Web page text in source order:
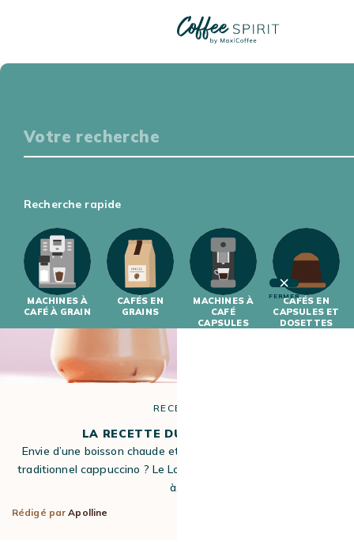
S'INITIER
S'INITIER
FERMER
Recherche rapide
MACHINES À
CAFÉ À GRAIN
CAFÉS EN
GRAINS
MACHINES À
CAFÉ
CAPSULES
CAFÉS EN
CAPSULES ET
DOSETTES
19 ARTICLE(S)
RECETTE
LA RECETTE DU LONDON FOG
Envie d’une boisson chaude et réconfortante qui change du
traditionnel cappuccino ? Le London Fog est la recette idéale
à…
Rédigé parApolline